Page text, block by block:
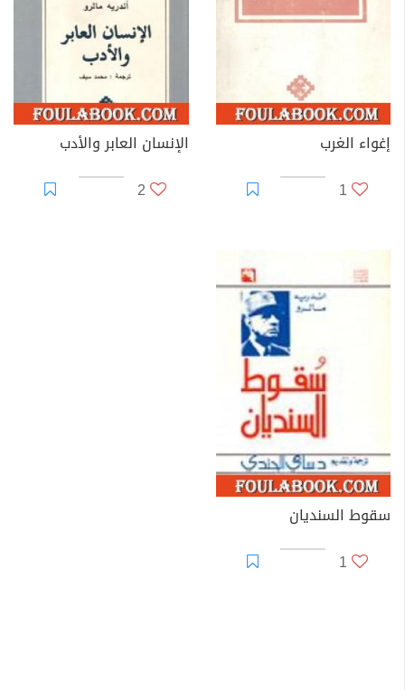
إغواء الغرب
1
الإنسان العابر والأدب
2
سقوط السنديان
1